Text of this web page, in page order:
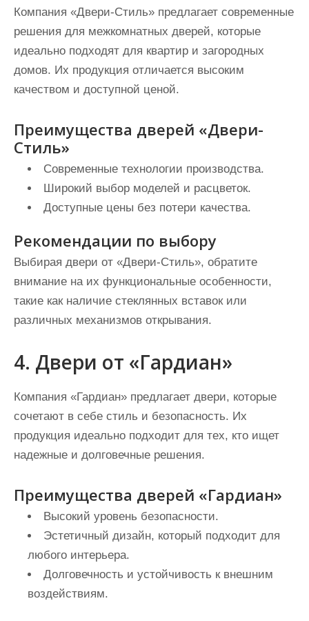
Компания «Двери-Стиль» предлагает современные
решения для межкомнатных дверей, которые
идеально подходят для квартир и загородных
домов. Их продукция отличается высоким
качеством и доступной ценой.
Преимущества дверей «Двери-
Стиль»
Современные технологии производства.
Широкий выбор моделей и расцветок.
Доступные цены без потери качества.
Рекомендации по выбору
Выбирая двери от «Двери-Стиль», обратите
внимание на их функциональные особенности,
такие как наличие стеклянных вставок или
различных механизмов открывания.
4. Двери от «Гардиан»
Компания «Гардиан» предлагает двери, которые
сочетают в себе стиль и безопасность. Их
продукция идеально подходит для тех, кто ищет
надежные и долговечные решения.
Преимущества дверей «Гардиан»
Высокий уровень безопасности.
Эстетичный дизайн, который подходит для
любого интерьера.
Долговечность и устойчивость к внешним
воздействиям.